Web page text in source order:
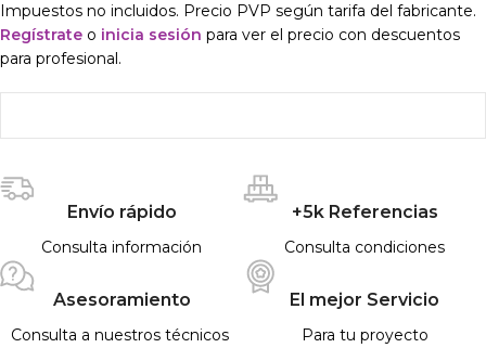
Impuestos no incluidos. Precio PVP según tarifa del fabricante.
Regístrate o inicia sesión para ver el precio con descuentos
para profesional.
Envío rápido
Consulta información
+5k Referencias
Consulta condiciones
Asesoramiento
Consulta a nuestros técnicos
El mejor Servicio
Para tu proyecto